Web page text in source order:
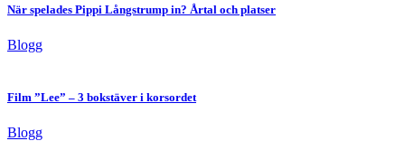
När spelades Pippi Långstrump in? Årtal och platser
Blogg
Film ”Lee” – 3 bokstäver i korsordet
Blogg